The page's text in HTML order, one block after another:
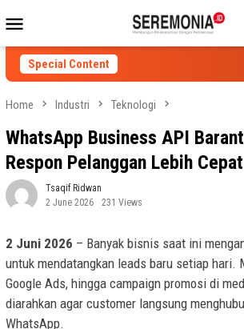
to
contentMenu
Special Content
Home Industri Teknologi
WhatsApp Business API
Respon Pelanggan Lebih Cepat
Tsaqif Ridwan
2 June 2026
231 Views
2 Juni 2026 – Banyak bisnis saat ini
untuk mendatangkan leads baru setiap hari.
Google Ads, hingga campaign promosi di
diarahkan agar customer langsung
WhatsApp.